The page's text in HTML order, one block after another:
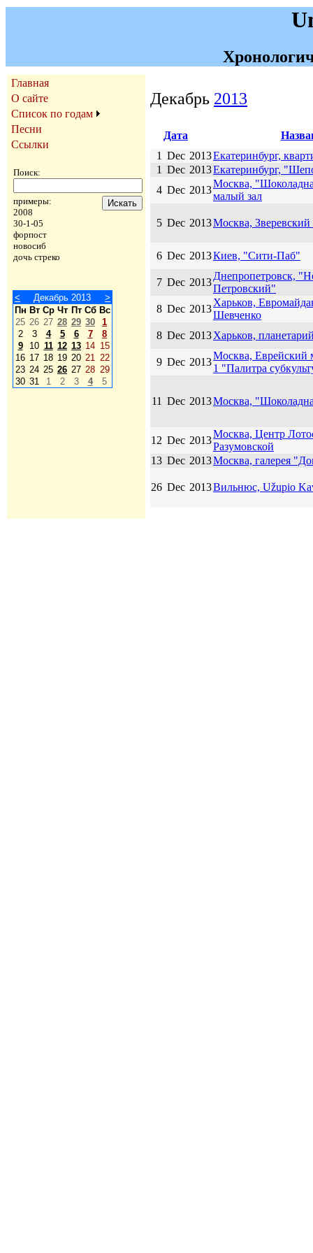
Главная
О сайте
Список по годам
Песни
Ссылки
Поиск:
примеры:
2008
30-1-05
форпост
новосиб
дочь стреко
< Декабрь 2013
>
Пн Вт Ср Чт Пт Сб Вс
25 26 27 28 29 30
1
2
3 4 5 6 7
8
9
10 11 12 13 14 15
16 17 18 19 20 21 22
23 24 25 26 27 28 29
30 31 1 2 3 4 5
Декабрь 2013
Дата
1 Dec 2013Екатеринбург,
1 Dec 2013Екатеринбург,
4 Dec 2013
Москва,
малый зал
5 Dec 2013Москва, Зверевский
6 Dec 2013Киев, "Сити-Паб"
7 Dec 2013
Днепропетровск,
Петровский"
8 Dec 2013
Харьков,
Шевченко
8 Dec 2013Харьков,
9 Dec 2013
Москва, Еврейский
1 "Палитра
11 Dec 2013Москва,
12 Dec 2013
Москва, Центр
Разумовской
13 Dec 2013Москва, галерея
26 Dec 2013Вильнюс, Užupio